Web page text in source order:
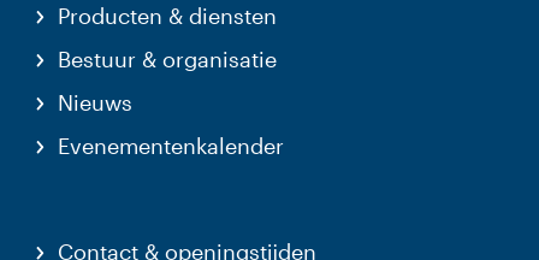
Producten & diensten
Bestuur & organisatie
Nieuws
Evenementenkalender
Contact & openingstijden